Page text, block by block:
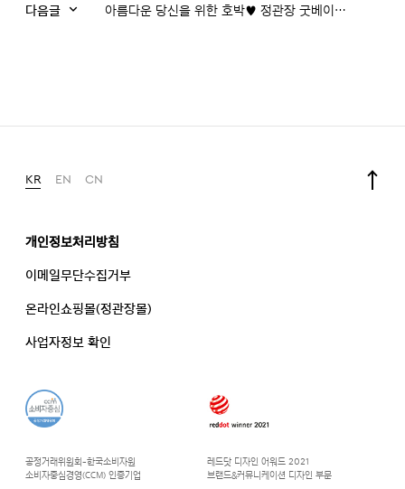
다음글 아름다운 당신을 위한 호박♥ 정관장 굿베이스 땅의 기운담은 호박
KR EN CN
공정거래위원회-한국소비자원
소비자중심경영(CCM) 인증기업
레드닷 디자인 어워드 2021
브랜드&커뮤니케이션 디자인 부문
개인정보처리방침
이메일무단수집거부
온라인쇼핑몰(정관장몰)
사업자정보 확인